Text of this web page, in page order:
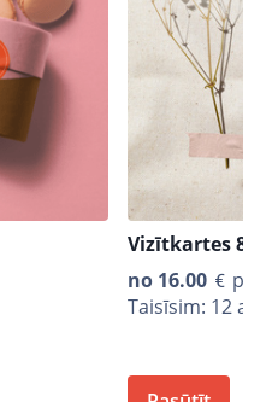
Vizītkartes
no 16.00
par
Taisīsim: 12